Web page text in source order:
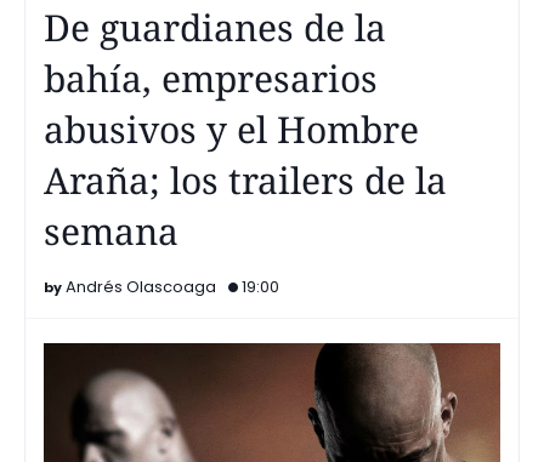
De guardianes de la
bahía, empresarios
abusivos y el Hombre
Araña; los trailers de la
semana
Andrés Olascoaga 19:00